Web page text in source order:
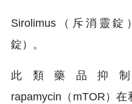
Sirolimus（斥消靈錠
錠）。
此類藥品抑制
rapamycin（mTOR）